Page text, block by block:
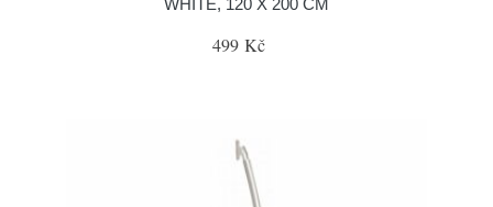
WHITE, 120 X 200 CM
499 Kč